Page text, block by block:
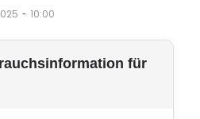
- 10:00
für